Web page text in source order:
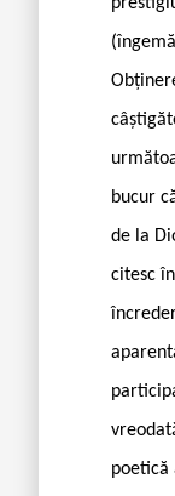
bucur
de la
citesc
poetică